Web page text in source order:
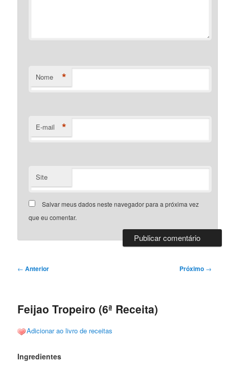
Nome *
E-mail *
Site
Salvar meus dados neste navegador para a próxima vez
que eu comentar.
Navegação
← Anterior Próximo →
Feijao Tropeiro (6ª Receita)
Adicionar ao livro de receitas
Ingredientes